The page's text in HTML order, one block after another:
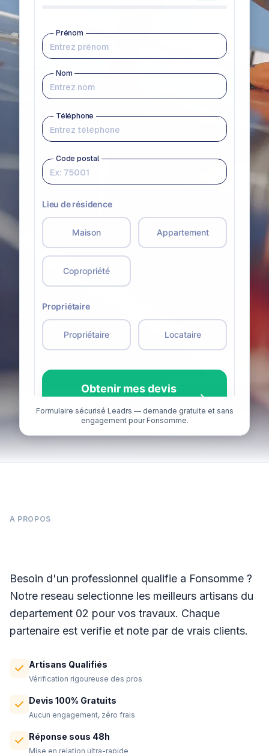
Formulaire sécurisé Leadrs — demande gratuite et sans
engagement pour Fonsomme.
A PROPOS
Besoin d'un professionnel qualifie a Fonsomme ?
Notre reseau selectionne les meilleurs artisans du
departement 02 pour vos travaux. Chaque
partenaire est verifie et note par de vrais clients.
Artisans Qualifiés
Vérification rigoureuse des pros
Devis 100% Gratuits
Aucun engagement, zéro frais
Réponse sous 48h
Mise en relation ultra-rapide